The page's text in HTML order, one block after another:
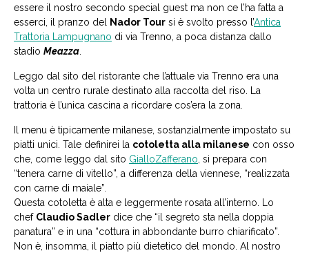
essere il nostro secondo special guest ma non ce l’ha fatta a
esserci, il pranzo del
Nador Tour si è svolto presso l’Antica
Trattoria Lampugnano di via Trenno, a poca distanza dallo
stadio Meazza
Leggo dal sito del ristorante che l’attuale via Trenno era una
volta un centro rurale destinato alla raccolta del riso. La
trattoria è l’unica cascina a ricordare cos’era la zona.
Il menu è tipicamente milanese, sostanzialmente impostato su
piatti unici. Tale definirei la cotoletta alla milanese con osso
che, come leggo dal sito GialloZafferano , si prepara con
“tenera carne di vitello”, a differenza della viennese, “realizzata
con carne di maiale”.
Questa cotoletta è alta e leggermente rosata all’interno. Lo
chef Claudio Sadler dice che “il segreto sta nella doppia
panatura” e in una “cottura in abbondante burro chiarificato”.
Non è, insomma, il piatto più dietetico del mondo. Al nostro